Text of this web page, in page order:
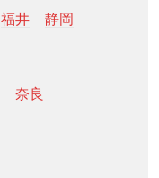
福井 静岡
奈良